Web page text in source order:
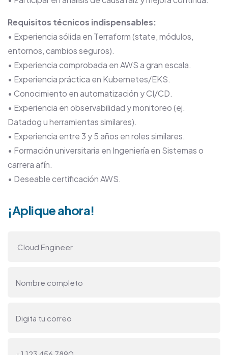
Requisitos técnicos indispensables:
• Experiencia sólida en Terraform (state, módulos,
entornos, cambios seguros).
• Experiencia comprobada en AWS a gran escala.
• Experiencia práctica en Kubernetes/EKS.
• Conocimiento en automatización y CI/CD.
• Experiencia en observabilidad y monitoreo (ej.
Datadog u herramientas similares).
• Experiencia entre 3 y 5 años en roles similares.
• Formación universitaria en Ingeniería en Sistemas o
carrera afín.
• Deseable certificación AWS.
¡Aplique ahora!